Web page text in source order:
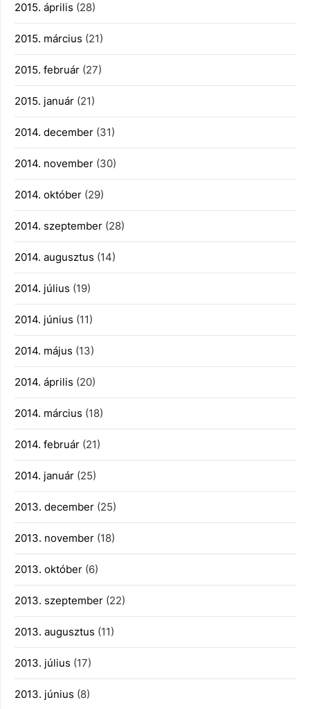
2015. április (28)
2015. március (21)
2015. február (27)
2015. január (21)
2014. december (31)
2014. november (30)
2014. október (29)
2014. szeptember (28)
2014. augusztus (14)
2014. július (19)
2014. június (11)
2014. május (13)
2014. április (20)
2014. március (18)
2014. február (21)
2014. január (25)
2013. december (25)
2013. november (18)
2013. október (6)
2013. szeptember (22)
2013. augusztus (11)
2013. július (17)
2013. június (8)